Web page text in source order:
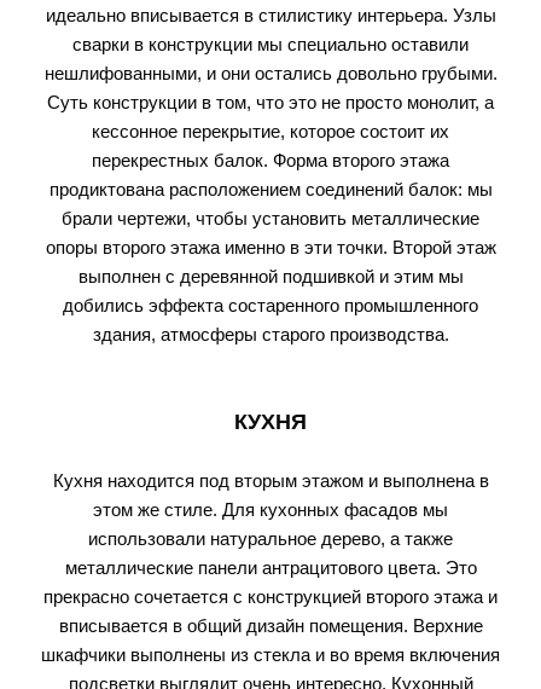
идеально вписывается в стилистику интерьера. Узлы
сварки в конструкции мы специально оставили
нешлифованными, и они остались довольно грубыми.
Суть конструкции в том, что это не просто монолит, а
кессонное перекрытие, которое состоит их
перекрестных балок. Форма второго этажа
продиктована расположением соединений балок: мы
брали чертежи, чтобы установить металлические
опоры второго этажа именно в эти точки. Второй этаж
выполнен с деревянной подшивкой и этим мы
добились эффекта состаренного промышленного
здания, атмосферы старого производства.
КУХНЯ
Кухня находится под вторым этажом и выполнена в
этом же стиле. Для кухонных фасадов мы
использовали натуральное дерево, а также
металлические панели антрацитового цвета. Это
прекрасно сочетается с конструкцией второго этажа и
вписывается в общий дизайн помещения. Верхние
шкафчики выполнены из стекла и во время включения
подсветки выглядит очень интересно. Кухонный